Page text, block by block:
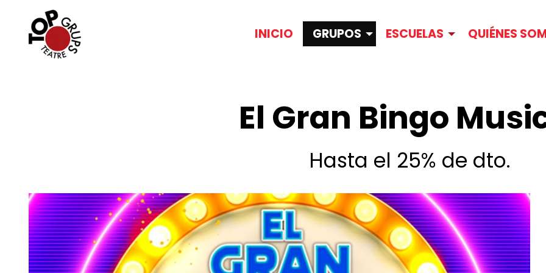
INICIO GRUPOS ESCUELAS QUIÉNES
El Gran Bingo
Hasta el 25% de dto.